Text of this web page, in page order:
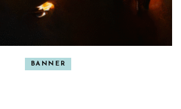
BANNER